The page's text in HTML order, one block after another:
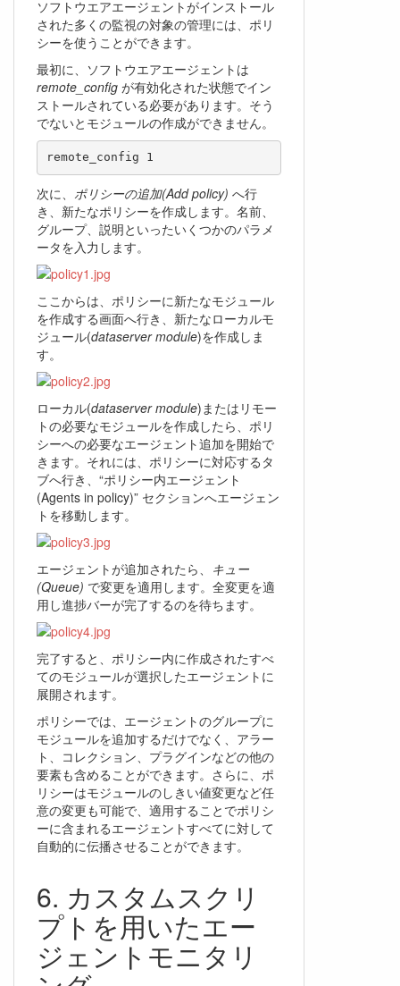
ソフトウエアエージェントがインストール
された多くの監視の対象の管理には、ポリ
シーを使うことができます。
最初に、ソフトウエアエージェントは
remote_config が有効化された状態でイン
ストールされている必要があります。そう
でないとモジュールの作成ができません。
remote_config 1
次に、 ポリシーの追加(Add policy) へ行
き、新たなポリシーを作成します。名前、
グループ、説明といったいくつかのパラメ
ータを入力します。
ここからは、ポリシーに新たなモジュール
を作成する画面へ行き、新たなローカルモ
ジュール(dataserver module)を作成しま
す。
ローカル(dataserver module)またはリモー
トの必要なモジュールを作成したら、ポリ
シーへの必要なエージェント追加を開始で
きます。それには、ポリシーに対応するタ
ブへ行き、“ポリシー内エージェント
(Agents in policy)” セクションへエージェン
トを移動します。
エージェントが追加されたら、 キュー
(Queue) で変更を適用します。全変更を適
用し進捗バーが完了するのを待ちます。
完了すると、ポリシー内に作成されたすべ
てのモジュールが選択したエージェントに
展開されます。
ポリシーでは、エージェントのグループに
モジュールを追加するだけでなく、アラー
ト、コレクション、プラグインなどの他の
要素も含めることができます。さらに、ポ
リシーはモジュールのしきい値変更など任
意の変更も可能で、適用することでポリシ
ーに含まれるエージェントすべてに対して
自動的に伝播させることができます。
カスタムスクリ
プトを用いたエー
ジェントモニタリ